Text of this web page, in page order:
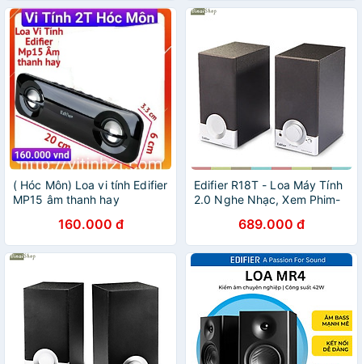
( Hóc Môn) Loa vi tính Edifier
MP15 âm thanh hay
160.000 đ
Edifier R18T - Loa Máy Tính
2.0 Nghe Nhạc, Xem Phim-
689.000 đ